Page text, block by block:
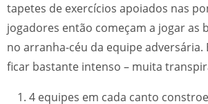
tapetes de exercícios apoiados nas
jogadores então começam a jogar as
no arranha-céu da equipe adversária.
ficar bastante intenso – muita
4 equipes em cada canto